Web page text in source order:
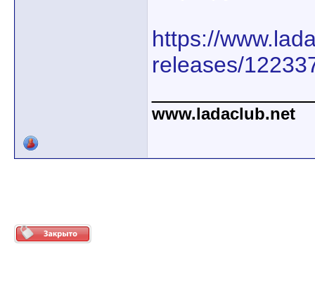
https://
releases/
www.ladaclub.net